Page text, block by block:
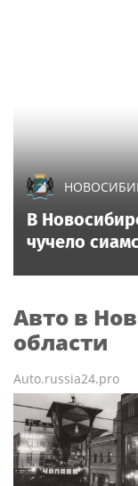
В
чучело
Авто в
области
Auto.russia24.pro